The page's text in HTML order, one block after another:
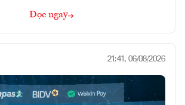
Đọc ngay
21:41, 06/08/2026